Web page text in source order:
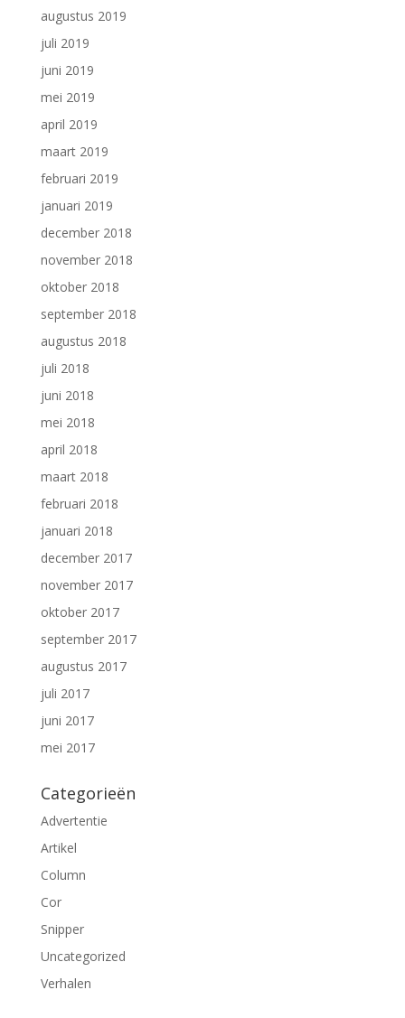
augustus 2019
juli 2019
juni 2019
mei 2019
april 2019
maart 2019
februari 2019
januari 2019
december 2018
november 2018
oktober 2018
september 2018
augustus 2018
juli 2018
juni 2018
mei 2018
april 2018
maart 2018
februari 2018
januari 2018
december 2017
november 2017
oktober 2017
september 2017
augustus 2017
juli 2017
juni 2017
mei 2017
Categorieën
Advertentie
Artikel
Column
Cor
Snipper
Uncategorized
Verhalen